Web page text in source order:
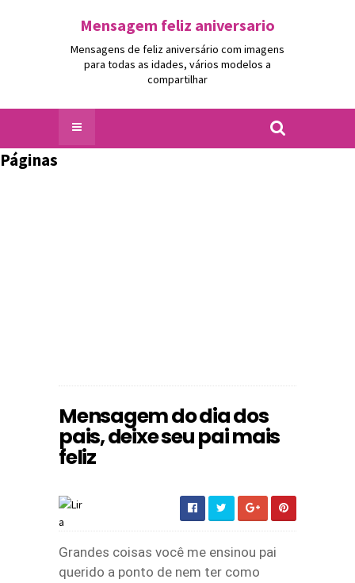
Mensagem feliz aniversario
Mensagens de feliz aniversário com imagens
para todas as idades, vários modelos a
compartilhar
Páginas
Mensagem do dia dos
pais, deixe seu pai mais
feliz
Grandes coisas você me ensinou pai
querido a ponto de nem ter como